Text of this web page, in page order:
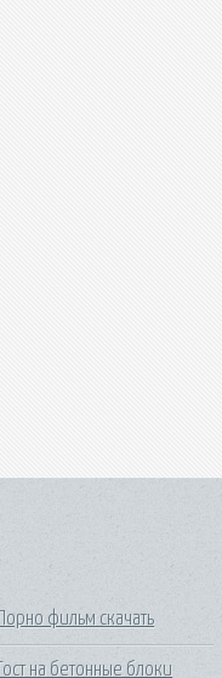
Порно фильм скачать
Гост на бетонные блоки